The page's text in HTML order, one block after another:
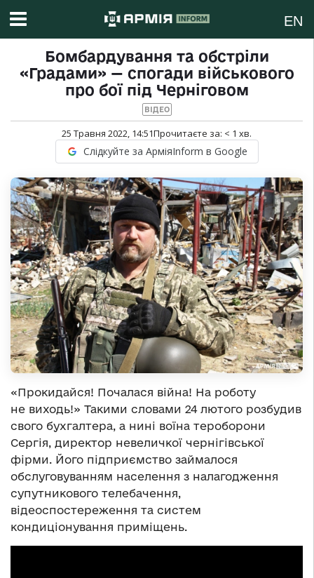
EN
Бомбардування та обстріли
«Градами» — спогади військового
про бої під Черніговом
ВІДЕО
25 Травня 2022, 14:51Прочитаєте за: < 1 хв.
Слідкуйте за АрміяInform в Google
«Прокидайся! Почалася війна! На роботу
не виходь!» Такими словами 24 лютого розбудив
свого бухгалтера, а нині воїна тероборони
Сергія, директор невеличкої чернігівської
фірми. Його підприємство займалося
обслуговуванням населення з налагодження
супутникового телебачення,
відеоспостереження та систем
кондиціонування приміщень.